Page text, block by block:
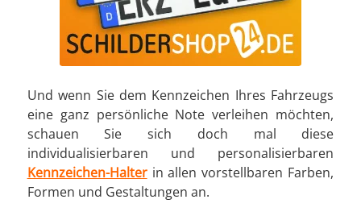
Und wenn Sie dem Kennzeichen Ihres Fahrzeugs
eine ganz persönliche Note verleihen möchten,
schauen Sie sich doch mal diese
individualisierbaren und personalisierbaren
Kennzeichen-Halterin allen vorstellbaren Farben,
Formen und Gestaltungen an.